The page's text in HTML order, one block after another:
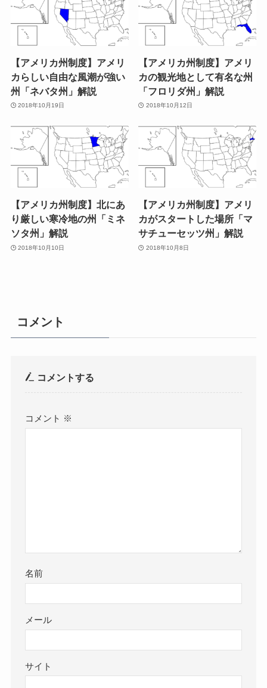
【アメリカ州制度】アメリ
カらしい自由な風潮が強い
州「ネバタ州」解説
2018年10月19日
【アメリカ州制度】アメリ
カの観光地として有名な州
「フロリダ州」解説
2018年10月12日
【アメリカ州制度】北にあ
り厳しい寒冷地の州「ミネ
ソタ州」解説
2018年10月10日
【アメリカ州制度】アメリ
カがスタートした場所「マ
サチューセッツ州」解説
2018年10月8日
コメント
コメントする
コメント ※
名前
メール
サイト